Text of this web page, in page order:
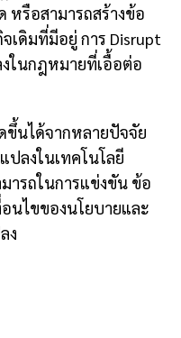
หรือสามารถสร้างข้อ
เดิมที่มีอยู่ การ Disrupt
ในกฎหมายที่เอื้อต่อ
ขึ้นได้จากหลายปัจจัย
ลงในเทคโนโลยี
ารถในการแข่งขัน ข้อ
นไขของนโยบายและ
ง